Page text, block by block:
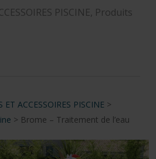
PISCINE, Produits
ET ACCESSOIRES PISCINE>
> Brome – Traitement de l’eau